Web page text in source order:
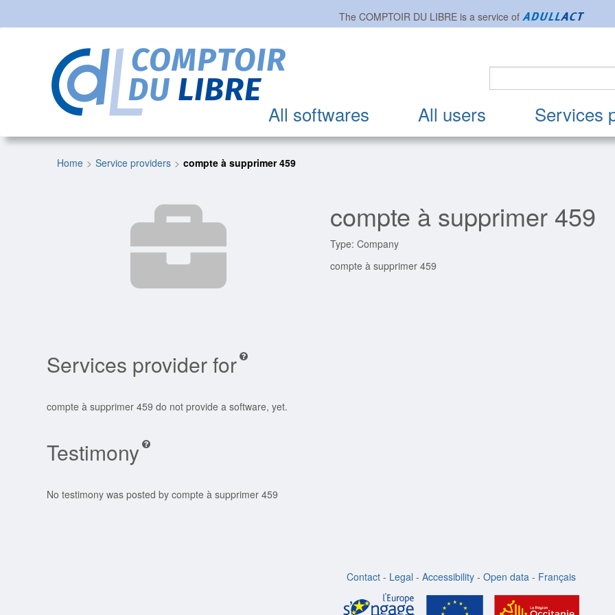
The COMPTOIR DU LIBREis a service of
All softwares All users Services
Home Service providers compte à supprimer 459
compte à supprimer 459
Type: Company
compte à supprimer 459
Services provider for
compte à supprimer 459 do not provide a software, yet.
Testimony
No testimony was posted by compte à supprimer 459
Contact - Legal - Accessibility - Open data - Français